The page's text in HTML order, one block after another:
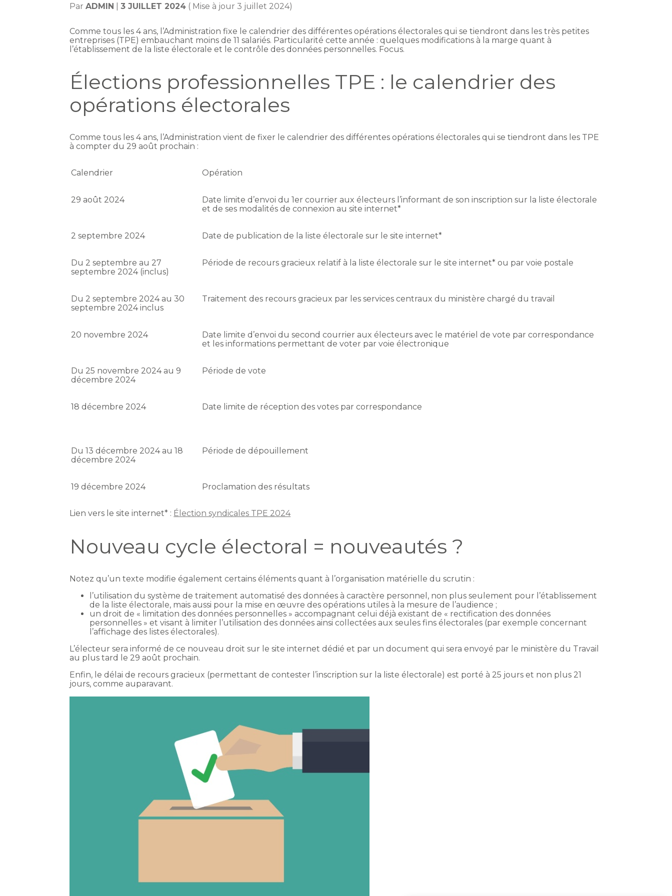
ParADMIN |3 JUILLET 2024 ( Mise à jour 3 juillet 2024)
Comme tous les 4 ans, l’Administration fixe le calendrier des différentes opérations électorales qui se tiendront dans les très petites
entreprises (TPE) embauchant moins de 11 salariés. Particularité cette année : quelques modifications à la marge quant à
l’établissement de la liste électorale et le contrôle des données personnelles. Focus.
Élections professionnelles TPE : le calendrier des
opérations électorales
Comme tous les 4 ans, l’Administration vient de fixer le calendrier des différentes opérations électorales qui se tiendront dans les TPE
à compter du 29 août prochain :
Calendrier Opération
29 août 2024
Date limite d’envoi du 1er courrier aux électeurs l’informant de son inscription sur la liste électorale
et de ses modalités de connexion au site internet*
2 septembre 2024 Date de publication de la liste électorale sur le site internet*
Du 2 septembre au 27
septembre 2024 (inclus)
Période de recours gracieux relatif à la liste électorale sur le site internet* ou par voie postale
Du 2 septembre 2024 au 30
septembre 2024 inclus
Traitement des recours gracieux par les services centraux du ministère chargé du travail
20 novembre 2024
Date limite d’envoi du second courrier aux électeurs avec le matériel de vote par correspondance
et les informations permettant de voter par voie électronique
Du 25 novembre 2024 au 9
décembre 2024
Période de vote
18 décembre 2024 Date limite de réception des votes par correspondance
Du 13 décembre 2024 au 18
décembre 2024
Période de dépouillement
19 décembre 2024 Proclamation des résultats
Lien vers le site internet* : Élection syndicales TPE 2024
Nouveau cycle électoral = nouveautés ?
Notez qu’un texte modifie également certains éléments quant à l’organisation matérielle du scrutin :
l’utilisation du système de traitement automatisé des données à caractère personnel, non plus seulement pour l’établissement
de la liste électorale, mais aussi pour la mise en œuvre des opérations utiles à la mesure de l’audience ;
un droit de « limitation des données personnelles » accompagnant celui déjà existant de « rectification des données
personnelles » et visant à limiter l’utilisation des données ainsi collectées aux seules fins électorales (par exemple concernant
l’affichage des listes électorales).
L’électeur sera informé de ce nouveau droit sur le site internet dédié et par un document qui sera envoyé par le ministère du Travail
au plus tard le 29 août prochain.
Enfin, le délai de recours gracieux (permettant de contester l’inscription sur la liste électorale) est porté à 25 jours et non plus 21
jours, comme auparavant.